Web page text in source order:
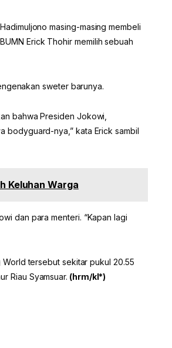
masing-masing membeli
Erick Thohir memilih sebuah
sweter barunya.
bahwa Presiden Jokowi,
bodyguard-nya,” kata Erick sambil
Keluhan Warga
dan para menteri. “Kapan lagi
tersebut sekitar pukul 20.55
Riau Syamsuar. (hrm/kl*)